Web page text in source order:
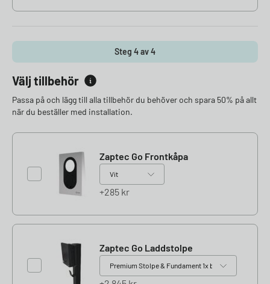
Steg 4 av 4
Välj tillbehör
Zaptec Go Frontkåpa
285 kr
Zaptec Go Laddstolpe
Passa på och lägg till alla tillbehör du behöver och spara 50% på allt
när du beställer med installation.